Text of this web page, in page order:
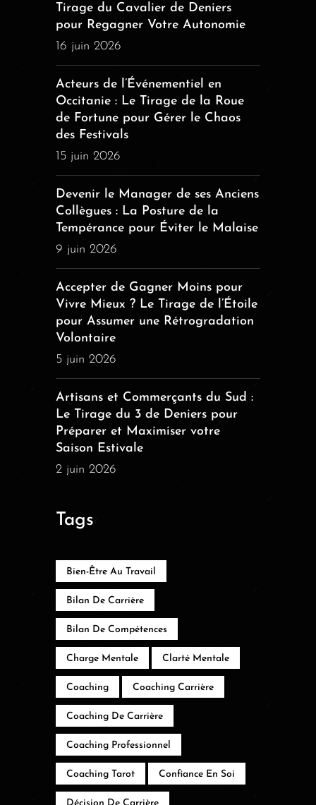
Tirage du Cavalier de Deniers
pour Regagner Votre Autonomie
16 juin 2026
Acteurs de l’Événementiel en
Occitanie : Le Tirage de la Roue
de Fortune pour Gérer le Chaos
des Festivals
15 juin 2026
Devenir le Manager de ses Anciens
Collègues : La Posture de la
Tempérance pour Éviter le Malaise
9 juin 2026
Accepter de Gagner Moins pour
Vivre Mieux ? Le Tirage de l’Étoile
pour Assumer une Rétrogradation
Volontaire
5 juin 2026
Artisans et Commerçants du Sud :
Le Tirage du 3 de Deniers pour
Préparer et Maximiser votre
Saison Estivale
2 juin 2026
Tags
Bien-Être Au Travail
Bilan De Carrière
Bilan De Compétences
Charge Mentale Clarté Mentale
Coaching Coaching Carrière
Coaching De Carrière
Coaching Professionnel
Coaching Tarot Confiance En Soi